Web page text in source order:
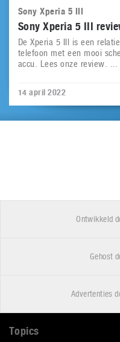
Sony Xperia 5 III
Sony Xperia 5 III
De Xperia 5 III is een
telefoon met een mooi
accu. Lees onze review. ...
14 april 2022
Ontwikkeld
Gehost
Advertenties
Topics